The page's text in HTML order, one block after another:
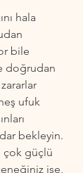
hala
bile
doğrudan
ufuk
bekleyin.
çok güçlü
ise,